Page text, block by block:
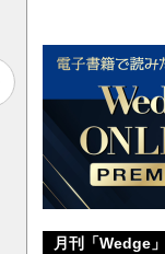
月刊「Wedge」